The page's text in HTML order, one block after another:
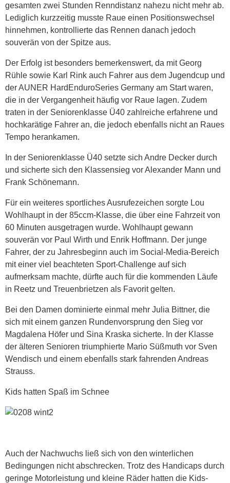
gesamten zwei Stunden Renndistanz nahezu nicht mehr ab.
Lediglich kurzzeitig musste Raue einen Positionswechsel
hinnehmen, kontrollierte das Rennen danach jedoch
souverän von der Spitze aus.
Der Erfolg ist besonders bemerkenswert, da mit Georg
Rühle sowie Karl Rink auch Fahrer aus dem Jugendcup und
der AUNER HardEnduroSeries Germany am Start waren,
die in der Vergangenheit häufig vor Raue lagen. Zudem
traten in der Seniorenklasse Ü40 zahlreiche erfahrene und
hochkarätige Fahrer an, die jedoch ebenfalls nicht an Raues
Tempo herankamen.
In der Seniorenklasse Ü40 setzte sich Andre Decker durch
und sicherte sich den Klassensieg vor Alexander Mann und
Frank Schönemann.
Für ein weiteres sportliches Ausrufezeichen sorgte Lou
Wohlhaupt in der 85ccm-Klasse, die über eine Fahrzeit von
60 Minuten ausgetragen wurde. Wohlhaupt gewann
souverän vor Paul Wirth und Enrik Hoffmann. Der junge
Fahrer, der zu Jahresbeginn auch im Social-Media-Bereich
mit einer viel beachteten Sport-Challenge auf sich
aufmerksam machte, dürfte auch für die kommenden Läufe
in Reetz und Treuenbrietzen als Favorit gelten.
Bei den Damen dominierte einmal mehr Julia Bittner, die
sich mit einem ganzen Rundenvorsprung den Sieg vor
Magdalena Höfer und Sina Kraska sicherte. In der Klasse
der älteren Senioren triumphierte Mario Süßmuth vor Sven
Wendisch und einem ebenfalls stark fahrenden Andreas
Strauss.
Kids hatten Spaß im Schnee
Auch der Nachwuchs ließ sich von den winterlichen
Bedingungen nicht abschrecken. Trotz des Handicaps durch
geringe Motorleistung und kleine Räder hatten die Kids-